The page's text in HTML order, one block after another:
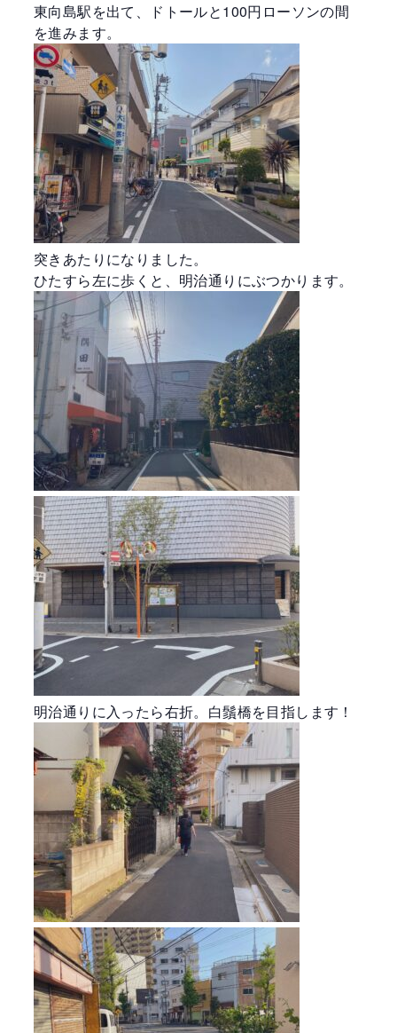
東向島駅を出て、ドトールと100円ローソンの間
を進みます。
突きあたりになりました。
ひたすら左に歩くと、明治通りにぶつかります。
明治通りに入ったら右折。白鬚橋を目指します！